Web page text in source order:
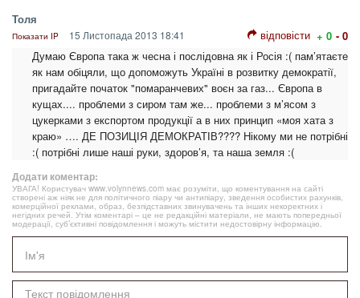
Толя
Показати IP 15 Листопада 2013 18:41 відповісти + 0 - 0
Думаю Європа така ж чесна і послідовна як і Росія :( пам’ятаєте
як нам обіцяли, що допоможуть Україні в розвитку демократії,
пригадайте початок "помаранчевих" воєн за газ... Європа в
кущах.... проблеми з сиром там же... проблеми з м’ясом з
цукерками з експортом продукції а в них принцип «моя хата з
краю» …. ДЕ ПОЗИЦІЯ ДЕМОКРАТІВ???? Нікому ми не потрібні
:( потрібні лише наші руки, здоров’я, та наша земля :(
Додати коментар:
УВАГА! Користувач www.volynnews.com має розуміти, що коментування на сайті
створені аж ніяк не для політичного піару чи антипіару, зведення особистих рахунків,
комерційної реклами, образ, безпідставних звинувачень та інших некоректних і
негідних речей. Утім коментарі – це не редакційні матеріали, не мають попередньої
модерації, суб’єктивні повідомлення і можуть містити недостовірну інформацію.